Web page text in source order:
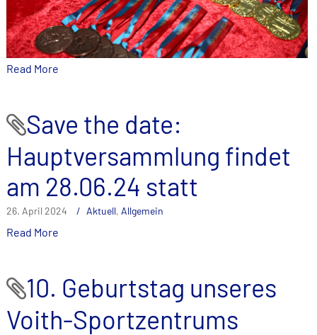
Read More
Save the date:
Hauptversammlung findet
am 28.06.24 statt
26. April 2024 Aktuell, Allgemein
Read More
10. Geburtstag unseres
Voith-Sportzentrums